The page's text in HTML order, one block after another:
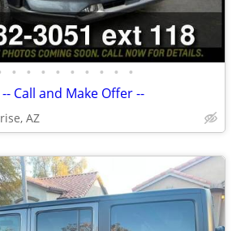
• • • • • • • • •
Call and Make Offer --
AZ